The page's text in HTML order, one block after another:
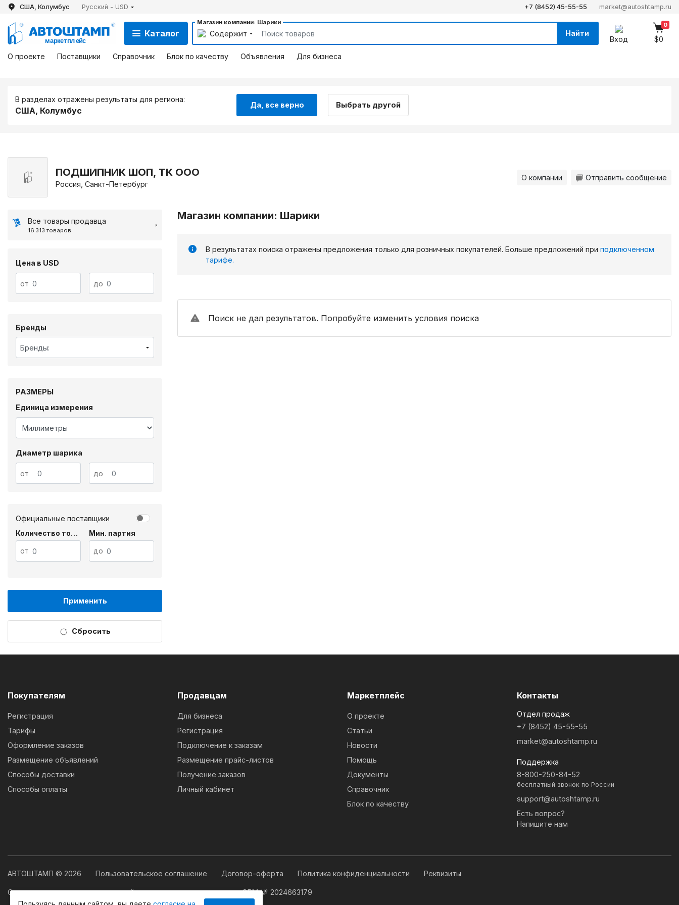
США, Колумбус Русский - USD +7 (8452) 45-55-55 market@autoshtamp.ru
Каталог
Магазин компании: Шарики
Содержит Найти
Вход
0
$0
О проекте
Поставщики Справочник Блок по качеству Объявления Для бизнеса
В разделах отражены результаты для региона:
США, Колумбус
Да, все верно Выбрать другой
ПОДШИПНИК ШОП, ТК ООО
Россия, Санкт-Петербург
О компании Отправить сообщение
Все товары продавца
16 313 товаров
Цена в USD
от до
Бренды
Бренды:
РАЗМЕРЫ
Единица измерения
Диаметр шарика
от до
Официальные поставщики
Количество товара
от
Мин. партия
до
Применить
Сбросить
Магазин компании: Шарики
В результатах поиска отражены предложения только для розничных покупателей. Больше предложений при подключенном
тарифе.
Поиск не дал результатов. Попробуйте изменить условия поиска
Покупателям
Регистрация
Тарифы
Оформление заказов
Размещение объявлений
Способы доставки
Способы оплаты
Продавцам
Для бизнеса
Регистрация
Подключение к заказам
Размещение прайс-листов
Получение заказов
Личный кабинет
Маркетплейс
О проекте
Статьи
Новости
Помощь
Документы
Справочник
Блок по качеству
Контакты
Отдел продаж
+7 (8452) 45-55-55
market@autoshtamp.ru
Поддержка
8-800-250-84-52
бесплатный звонок по России
support@autoshtamp.ru
Есть вопрос?
Напишите нам
АВТОШТАМП © 2026 Пользовательское соглашение Договор-оферта Политика конфиденциальности Реквизиты
Свидетельство о государственной регистрации программы для ЭВМ № 2024663179